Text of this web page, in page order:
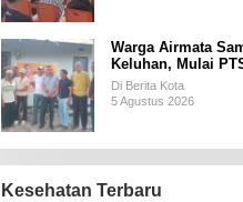
Warga Airmata
Keluhan, Mulai
Ketersediaan
Lahan Pemakaman
Di Berita Kota
5 Agustus 2026
Kesehatan Terbaru